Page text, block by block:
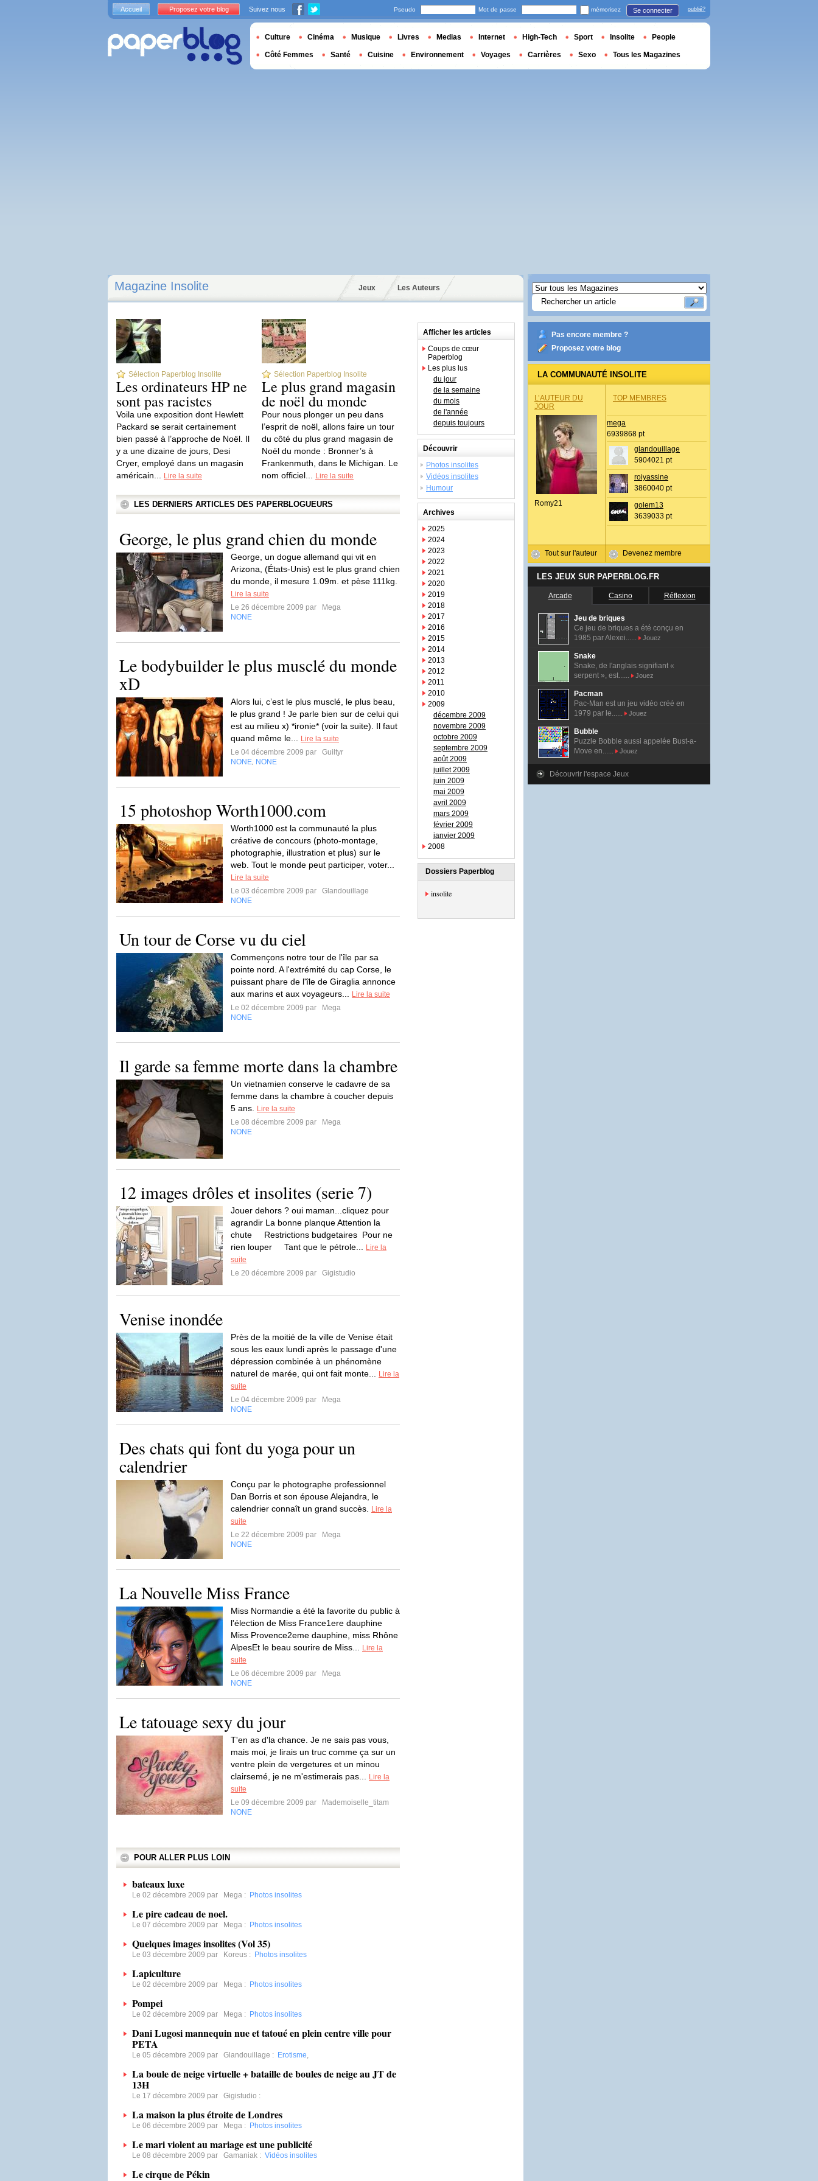
Magazine Insolite Jeux Les Auteurs
Sélection Paperblog Insolite
Les ordinateurs HP ne
sont pas racistes
Voila une exposition dont Hewlett
Packard se serait certainement
bien passé à l’approche de Noël. Il
y a une dizaine de jours, Desi
Cryer, employé dans un magasin
américain...
Lire la suite
Sélection Paperblog Insolite
Le plus grand magasin
de noël du monde
Pour nous plonger un peu dans
l’esprit de noël, allons faire un tour
du côté du plus grand magasin de
Noël du monde : Bronner’s à
Frankenmuth, dans le Michigan. Le
nom officiel...
Lire la suite
LES DERNIERS ARTICLES DES PAPERBLOGUEURS
George, le plus grand chien du monde
George, un dogue allemand qui vit en
Arizona, (États-Unis) est le plus grand chien
du monde, il mesure 1.09m. et pèse 111kg.
Lire la suite
Le 26 décembre 2009 par
Mega
NONE
Le bodybuilder le plus musclé du monde
xD
Alors lui, c’est le plus musclé, le plus beau,
le plus grand ! Je parle bien sur de celui qui
est au milieu x) *ironie* (voir la suite). Il faut
quand même le...
Lire la suite
Le 04 décembre 2009 par
Guiltyr
NONE NONE
15 photoshop Worth1000.com
Worth1000 est la communauté la plus
créative de concours (photo-montage,
photographie, illustration et plus) sur le
web. Tout le monde peut participer, voter...
Lire la suite
Le 03 décembre 2009 par
Glandouillage
NONE
Un tour de Corse vu du ciel
Commençons notre tour de l'île par sa
pointe nord. A l'extrémité du cap Corse, le
puissant phare de l'île de Giraglia annonce
aux marins et aux voyageurs...
Lire la suite
Le 02 décembre 2009 par
Mega
NONE
Il garde sa femme morte dans la chambre
Un vietnamien conserve le cadavre de sa
femme dans la chambre à coucher depuis
5 ans.
Lire la suite
Le 08 décembre 2009 par
Mega
NONE
12 images drôles et insolites (serie 7)
Jouer dehors ? oui maman...cliquez pour
agrandir La bonne planque Attention la
chute Restrictions budgetaires Pour ne
rien louper Tant que le pétrole...
Lire la
suite
Le 20 décembre 2009 par
Gigistudio
Venise inondée
Près de la moitié de la ville de Venise était
sous les eaux lundi après le passage d'une
dépression combinée à un phénomène
naturel de marée, qui ont fait monte...
Lire la
suite
Le 04 décembre 2009 par
Mega
NONE
Des chats qui font du yoga pour un
calendrier
Conçu par le photographe professionnel
Dan Borris et son épouse Alejandra, le
calendrier connaît un grand succès.
Lire la
suite
Le 22 décembre 2009 par
Mega
NONE
La Nouvelle Miss France
Miss Normandie a été la favorite du public à
l'élection de Miss France1ere dauphine
Miss Provence2eme dauphine, miss Rhône
AlpesEt le beau sourire de Miss...
Lire la
suite
Le 06 décembre 2009 par
Mega
NONE
Le tatouage sexy du jour
T'en as d'la chance. Je ne sais pas vous,
mais moi, je lirais un truc comme ça sur un
ventre plein de vergetures et un minou
clairsemé, je ne m'estimerais pas...
Lire la
suite
Le 09 décembre 2009 par
Mademoiselle_titam
NONE
POUR ALLER PLUS LOIN
bateaux luxe
Le 02 décembre 2009 par Mega : Photos insolites
Le pire cadeau de noel.
Le 07 décembre 2009 par Mega : Photos insolites
Quelques images insolites (Vol 35)
Le 03 décembre 2009 par Koreus : Photos insolites
Lapiculture
Le 02 décembre 2009 par Mega : Photos insolites
Pompei
Le 02 décembre 2009 par Mega : Photos insolites
Dani Lugosi mannequin nue et tatoué en plein centre ville pour
PETA
Le 05 décembre 2009 par Glandouillage : Erotisme,
La boule de neige virtuelle + bataille de boules de neige au JT de
13H
Le 17 décembre 2009 par Gigistudio :
La maison la plus étroite de Londres
Le 06 décembre 2009 par Mega : Photos insolites
Le mari violent au mariage est une publicité
Le 08 décembre 2009 par Gamaniak : Vidéos insolites
Le cirque de Pékin
Afficher les articles
Coups de cœur
Paperblog
Les plus lus
du jour
de la semaine
du mois
de l'année
depuis toujours
Découvrir
Photos insolites
Vidéos insolites
Humour
Archives
2025
2024
2023
2022
2021
2020
2019
2018
2017
2016
2015
2014
2013
2012
2011
2010
2009
décembre 2009
novembre 2009
octobre 2009
septembre 2009
août 2009
juillet 2009
juin 2009
mai 2009
avril 2009
mars 2009
février 2009
janvier 2009
2008
Dossiers Paperblog
insolite
Pas encore membre ?
Proposez votre blog
LA COMMUNAUTÉ INSOLITE
L’AUTEUR DU
JOUR
Romy21
Tout sur l'auteur
TOP MEMBRES
mega
6939868 pt
glandouillage
5904021 pt
roiyassine
3860040 pt
golem13
3639033 pt
Devenez membre
LES JEUX SUR PAPERBLOG.FR
Arcade Casino Réflexion
Jeu de briques
Ce jeu de briques a été conçu en
1985 par Alexei......
Jouez
Snake
Snake, de l'anglais signifiant «
serpent », est......
Jouez
Pacman
Pac-Man est un jeu vidéo créé en
1979 par le......
Jouez
Bubble
Puzzle Bobble aussi appelée Bust-a-
Move en......
Jouez
Découvrir l'espace Jeux
Accueil Proposez votre blog Suivez nous Pseudo Mot de passe mémorisez Se connecter oublié?
Culture Cinéma Musique Livres Medias Internet High-Tech Sport Insolite People
Côté Femmes Santé Cuisine Environnement Voyages Carrières Sexo Tous les Magazines